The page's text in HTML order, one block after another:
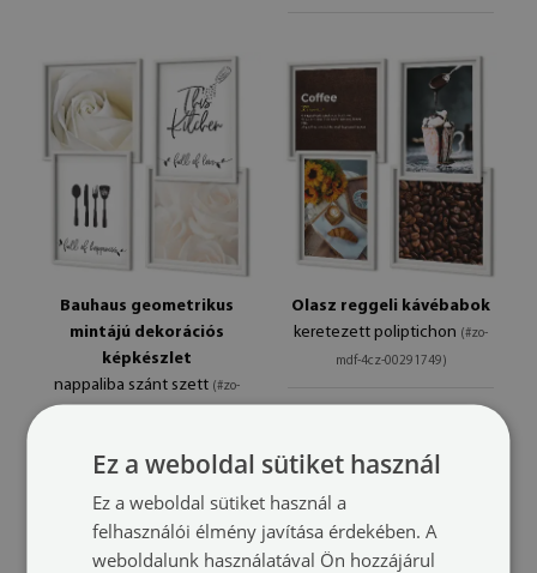
Bauhaus geometrikus
mintájú dekorációs
képkészlet
nappaliba szánt szett (#zo-
méret -tól: 20x30 cm
34 900 HUF
Olasz reggeli kávébabok
keretezett poliptichon (#zo-
mdf-4cz-00291749)
Ez a weboldal sütiket használ
Ez a weboldal sütiket használ a
felhasználói élmény javítása érdekében. A
weboldalunk használatával Ön hozzájárul